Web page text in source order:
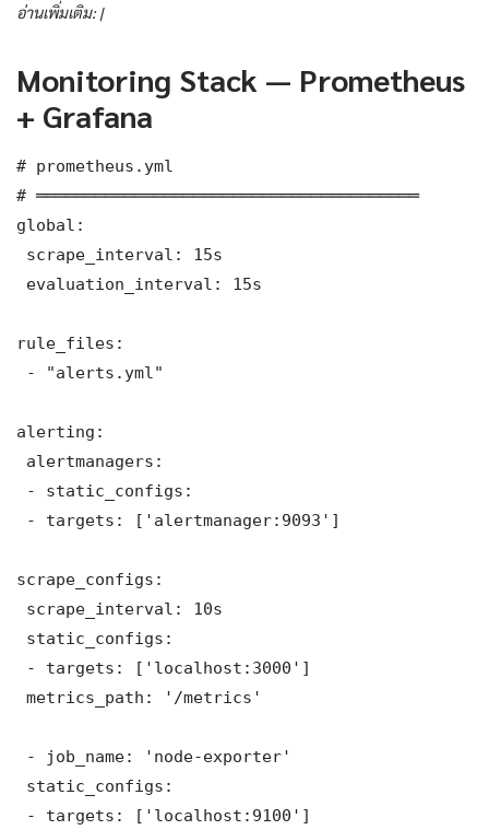
อ่านเพิ่มเติม: |
Monitoring Stack — Prometheus
+ Grafana
# prometheus.yml
# ═══════════════════════════════════════
global:
scrape_interval: 15s
evaluation_interval: 15s
rule_files:
- "alerts.yml"
alerting:
alertmanagers:
- static_configs:
- targets: ['alertmanager:9093']
scrape_configs:
scrape_interval: 10s
static_configs:
- targets: ['localhost:3000']
metrics_path: '/metrics'
- job_name: 'node-exporter'
static_configs:
- targets: ['localhost:9100']